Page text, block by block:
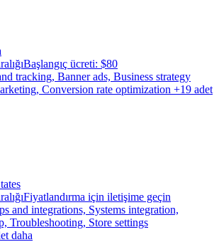
Başlangıç ücreti: $80
tracking, Banner ads, Business strategy
Conversion rate optimization +19 adet
Fiyatlandırma için iletişime geçin
and integrations, Systems integration,
Troubleshooting, Store settings
daha